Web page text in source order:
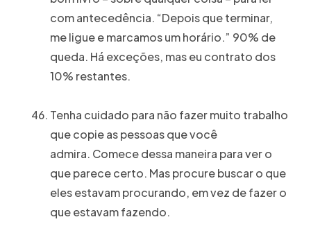
com antecedência. “Depois que terminar,
me ligue e marcamos um horário.” 90% de
queda. Há exceções, mas eu contrato dos
10% restantes.
Tenha cuidado para não fazer muito trabalho
que copie as pessoas que você
admira. Comece dessa maneira para ver o
que parece certo. Mas procure buscar o que
eles estavam procurando, em vez de fazer o
que estavam fazendo.